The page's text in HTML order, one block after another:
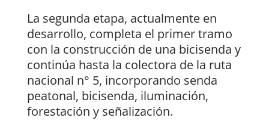
La segunda etapa, actualmente en
desarrollo, completa el primer tramo
con la construcción de una bicisenda y
continúa hasta la colectora de la ruta
nacional n° 5, incorporando senda
peatonal, bicisenda, iluminación,
forestación y señalización.